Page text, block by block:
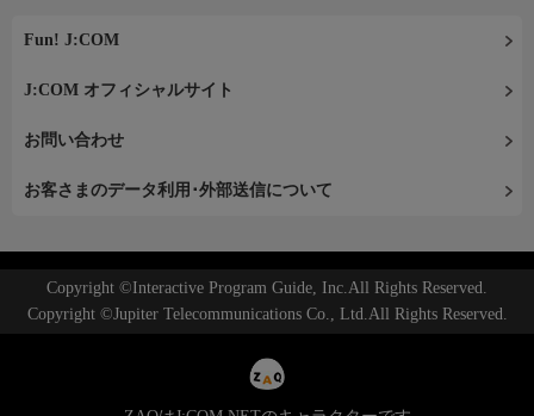
Fun! J:COM
J:COM オフィシャルサイト
お問い合わせ
お客さまのデータ利用･外部送信について
Copyright ©Interactive Program Guide, Inc.All Rights Reserved.
Copyright ©Jupiter Telecommunications Co., Ltd.All Rights Reserved.